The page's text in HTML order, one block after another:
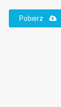
Pobierz